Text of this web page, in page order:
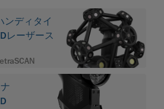
ンディタイ
レーザース